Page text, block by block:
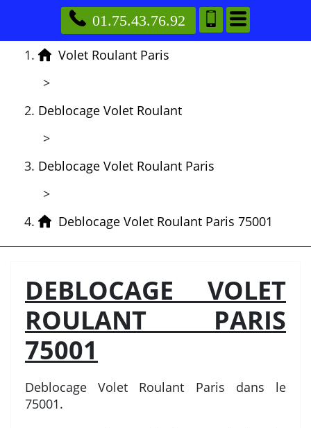
01.75.43.76.92
Volet Roulant Paris
>
Deblocage Volet Roulant
>
Deblocage Volet Roulant Paris
>
Deblocage Volet Roulant Paris 75001
DEBLOCAGE VOLET
ROULANT PARIS
75001
Deblocage Volet Roulant Paris dans le
75001.